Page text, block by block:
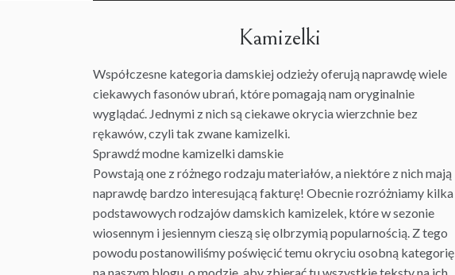
Kamizelki
Współczesne kategoria damskiej odzieży oferują naprawdę wiele
ciekawych fasonów ubrań, które pomagają nam oryginalnie
wyglądać. Jednymi z nich są ciekawe okrycia wierzchnie bez
rękawów, czyli tak zwane kamizelki.
Sprawdź modne kamizelki damskie
Powstają one z różnego rodzaju materiałów, a niektóre z nich mają
naprawdę bardzo interesującą fakturę! Obecnie rozróżniamy kilka
podstawowych rodzajów damskich kamizelek, które w sezonie
wiosennym i jesiennym cieszą się olbrzymią popularnością. Z tego
powodu postanowiliśmy poświęcićtemuokryciu osobną kategorię